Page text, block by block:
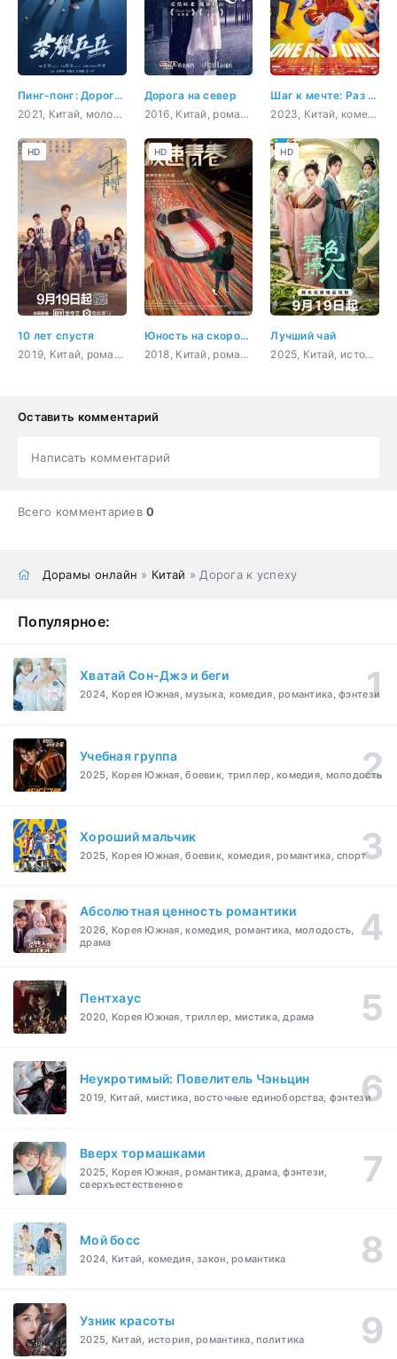
Пинг-понг: Дорога к славе
2021, Китай, молодость, драма, спорт
Дорога на север
2016, Китай, романтика, драма, мелодрама
Шаг к мечте: Раз и навсегда
2023, Китай, комедия, молодость, драма, спорт
10 лет спустя
2019, Китай, романтика, драма
HD
Юность на скорости звука
2018, Китай, романтика, молодость, драма, спорт
HD
Лучший чай
2025, Китай, история, романтика, фэнтези
HD
Оставить комментарий
Написать комментарий
Всего комментариев0
Дорамы онлайн » Китай » Дорога к успеху
Популярное:
Хватай Сон-Джэ и беги
2024, Корея Южная, музыка, комедия, романтика, фэнтези
Учебная группа
2025, Корея Южная, боевик, триллер, комедия, молодость
Хороший мальчик
2025, Корея Южная, боевик, комедия, романтика, спорт
Абсолютная ценность романтики
2026, Корея Южная, комедия, романтика, молодость,
драма
Пентхаус
2020, Корея Южная, триллер, мистика, драма
Неукротимый: Повелитель Чэньцин
2019, Китай, мистика, восточные единоборства, фэнтези
Вверх тормашками
2025, Корея Южная, романтика, драма, фэнтези,
сверхъестественное
Мой босс
2024, Китай, комедия, закон, романтика
Узник красоты
2025, Китай, история, романтика, политика